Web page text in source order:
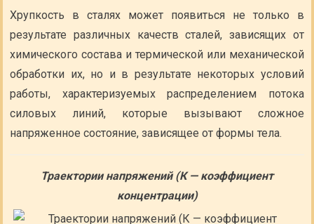
Хрупкость в сталях может появиться не только в
результате различных качеств сталей, зависящих от
химического состава и термической или механической
обработки их, но и в результате некоторых условий
работы, характеризуемых распределением потока
силовых линий, которые вызывают сложное
напряженное состояние, зависящее от формы тела.
Траектории напряжений (К — коэффициент
концентрации)